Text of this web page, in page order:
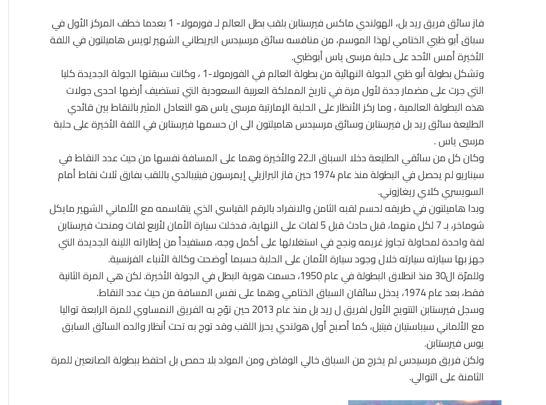
فاز سائق فريق ريد بل، الهولندي ماكس فيرستابن بلقب بطل العالم لـ فورمولا- 1 بعدما خطف المركز الأول في
سباق أبو ظبي الختامي لهذا الموسم، من منافسه سائق مرسيدس البريطاني الشهير لويس هاميلتون في اللفة
الأخيرة أمس الأحد على حلبة مرسى ياس أبوظبي.
وتشكل بطولة أبو ظبي الجولة النهائية من بطولة العالم في الفورمولا-1 ، وكانت سبقتها الجولة الجديدة كليا
التي جرت على مضمار جدة لأول مرة في تاريخ المملكة العربية السعودية التي تستضيف أرضها احدى جولات
هذه البطولة العالمية ، وما ركز الأنظار على الحلبة الإمارتية مرسى ياس هو التعادل المثير بالنقاط بين قائدي
الطليعة سائق ريد بل فيرستابن وسائق مرسيدس هاميلتون الى ان حسمها فيرستابن في اللفة الأخيرة على حلبة
مرسى ياس .
وكان كل من سائقي الطليعة دخلا السباق الـ22 والأخيرة وهما على المسافة نفسها من حيث عدد النقاط في
سيناريو لم يحصل في البطولة منذ عام 1974 حين فاز البرازيلي إيمرسون فيتيبالدي باللقب بفارق ثلاث نقاط أمام
السويسري كلاي ريغازوني.
وبدا هاميلتون في طريقه لحسم لقبه الثامن والانفراد بالرقم القياسي الذي يتقاسمه مع الألماني الشهير مايكل
شوماخر، بـ 7 لكل منهما، قبل حادث قبل 5 لفات على النهاية، فدخلت سيارة الأمان لأربع لفات ومنحت فيرستابن
لفة واحدة لمحاولة تجاوز غريمه ونجح في استغلالها على أكمل وجه، مستفيداً من إطاراته اللينة الجديدة التي
جهز بها سيارته سيارته خلال وجود سيارة الأمان على الحلبة حسبما أوضحت وكالة الأنباء الفرنسية.
وللمرّة ال30 منذ انطلاق البطولة في عام 1950، حسمت هوية البطل في الجولة الأخيرة. لكن هي المرة الثانية
فقط، بعد عام 1974، يدخل سائقان السباق الختامي وهما على نفس المسافة من حيث عدد النقاط.
وسجل فيرستابن التتويج الأول لفريق ل ريد بل منذ عام 2013 حين توّج به الفريق النمساوي للمرة الرابعة تواليا
مع الألماني سيباستيان فيتيل، كما أصبح أول هولندي يحرز اللقب وقد توج به تحت أنظار والده السائق السابق
يوس فيرستابن.
ولكن فريق مرسيدس لم يخرج من السباق خالي الوفاض ومن المولد بلا حمص بل احتفظ ببطولة الصانعين للمرة
الثامنة على التوالي.